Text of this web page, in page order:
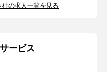
の求人一覧を見る
ービス